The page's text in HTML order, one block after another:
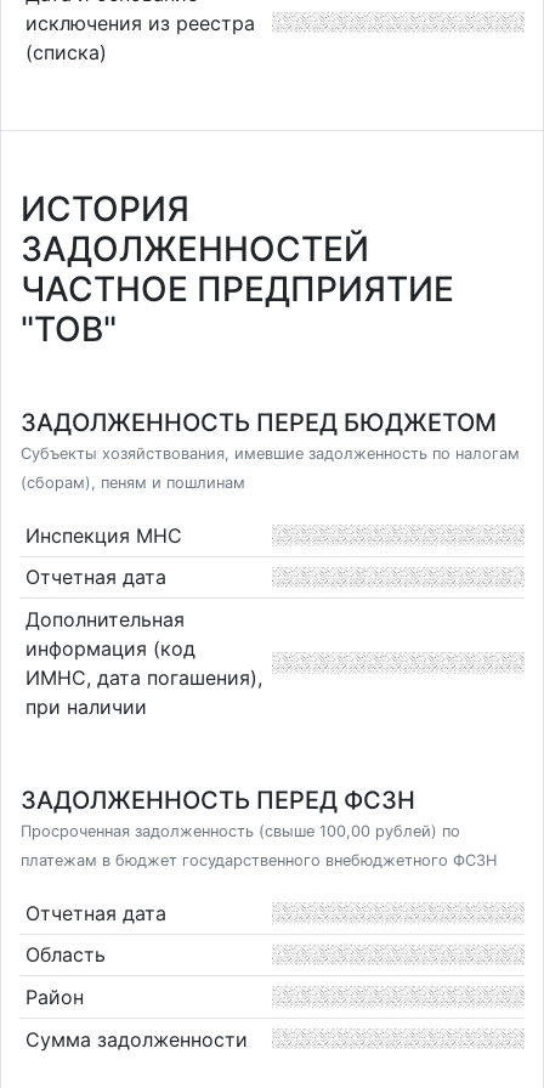
исключения из реестра
(списка)
ИСТОРИЯ
ЗАДОЛЖЕННОСТЕЙ
ЧАСТНОЕ ПРЕДПРИЯТИЕ
"ТОВ"
ЗАДОЛЖЕННОСТЬ ПЕРЕД БЮДЖЕТОМ
Субъекты хозяйствования, имевшие задолженность по налогам
(сборам), пеням и пошлинам
Инспекция МНС
Отчетная дата
Дополнительная
информация (код
ИМНС, дата погашения),
при наличии
ЗАДОЛЖЕННОСТЬ ПЕРЕД ФСЗН
Просроченная задолженность (свыше 100,00 рублей) по
платежам в бюджет государственного внебюджетного ФСЗН
Отчетная дата
Область
Район
Сумма задолженности